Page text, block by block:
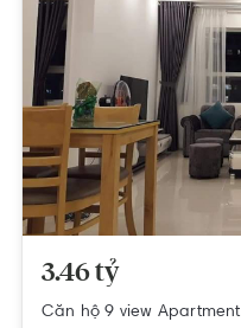
3.46 tỷ